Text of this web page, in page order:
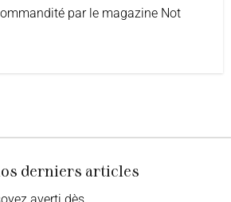
par le magazine Not
derniers articles